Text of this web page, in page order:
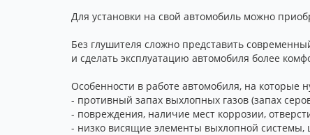
Для установки на свой автомобиль можно
Без глушителя сложно представить
и сделать эксплуатацию автомобиля более
Особенности в работе автомобиля, на которые
- противный запах выхлопных газов (запах
- повреждения, наличие мест коррозии,
- низко висящие элементы выхлопной